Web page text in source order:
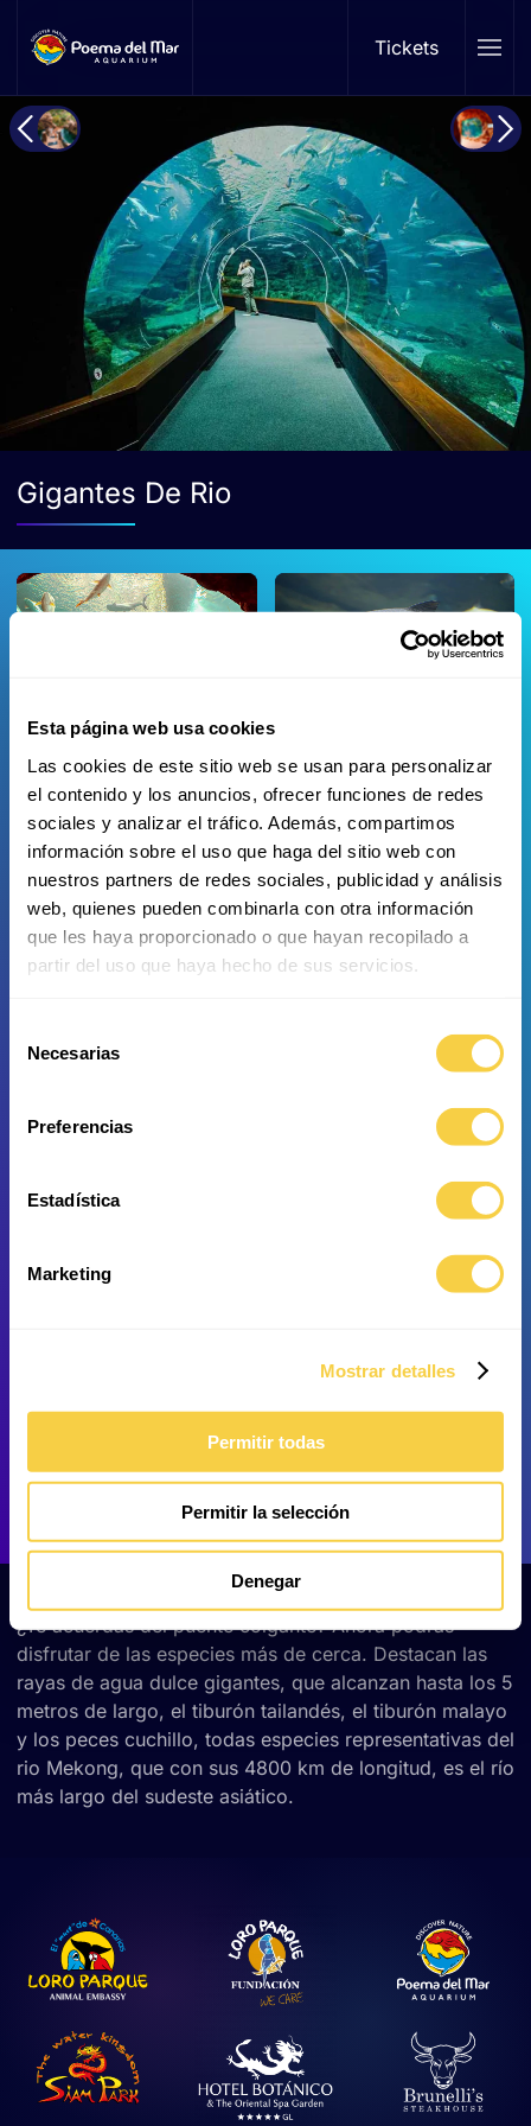
Esta página web usa cookies
Las cookies de este sitio web se usan para personalizar
el contenido y los anuncios, ofrecer funciones de redes
sociales y analizar el tráfico. Además, compartimos
información sobre el uso que haga del sitio web con
nuestros partners de redes sociales, publicidad y análisis
web, quienes pueden combinarla con otra información
que les haya proporcionado o que hayan recopilado a
partir del uso que haya hecho de sus servicios.
Necesarias
Preferencias
Estadística
Marketing
Mostrar detalles
Permitir todas
Permitir la selección
Denegar
Skip to main content Tickets
Gigantes De Rio
Raya gigante de agua dulce
Gourami de Cola Roja Guramí Gigante
Pez Cuchillo Pez Tigre Siamés
Tiburón malayo
¿Te acuerdas del puente colgante? Ahora podrás
disfrutar de las especies más de cerca. Destacan las
rayas de agua dulce gigantes, que alcanzan hasta los 5
metros de largo, el tiburón tailandés, el tiburón malayo
y los peces cuchillo, todas especies representativas del
rio Mekong, que con sus 4800 km de longitud, es el río
más largo del sudeste asiático.